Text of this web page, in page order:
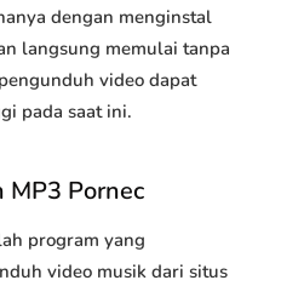
dengan menginstal
langsung memulai tanpa
video dapat
pada saat ini.
MP3 Pornec
program yang
video musik dari situs